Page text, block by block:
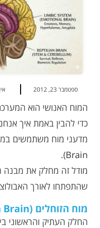
ספטמבר 23, 2012
המוח האנושי הוא
כדי להבין באמת איך
מדעני מוח משתמשים
Brain
).
מודל זה מחלק את מבנה
שהתפתחו לאורך
מוח הזוחלים (Reptilian Brain) - בסיס ההישרדות
החלק העתיק והראשוני